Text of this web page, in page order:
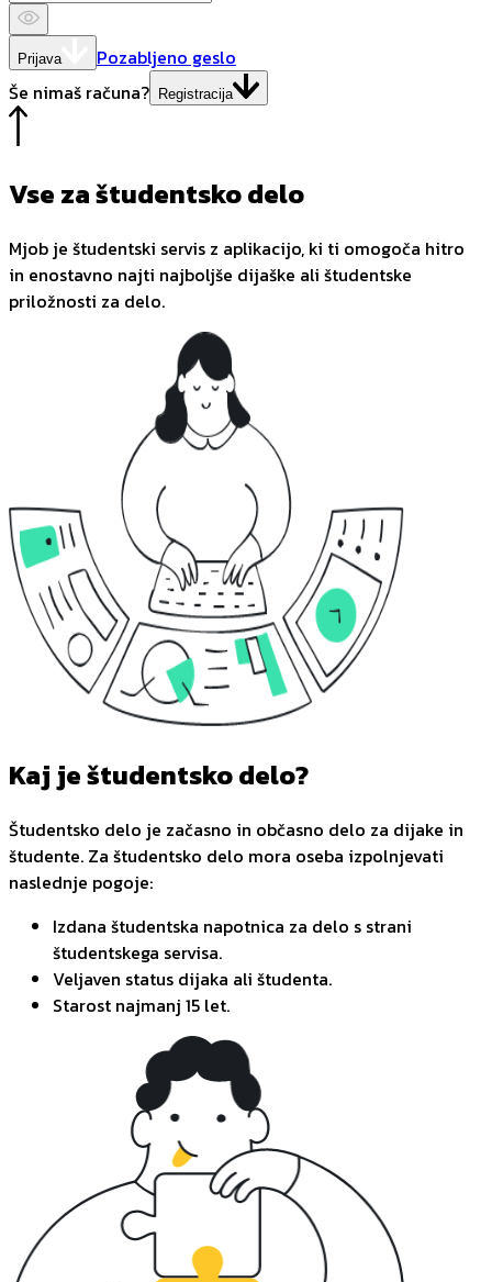
Prijava
Pozabljeno geslo
Še nimaš računa? Registracija
Vse za študentsko delo
Mjob je študentski servis z aplikacijo, ki ti omogoča hitro
in enostavno najti najboljše dijaške ali študentske
priložnosti za delo.
Kaj je študentsko delo?
Študentsko delo je začasno in občasno delo za dijake in
študente. Za študentsko delo mora oseba izpolnjevati
naslednje pogoje:
Izdana študentska napotnica za delo s strani
študentskega servisa.
Veljaven status dijaka ali študenta.
Starost najmanj 15 let.